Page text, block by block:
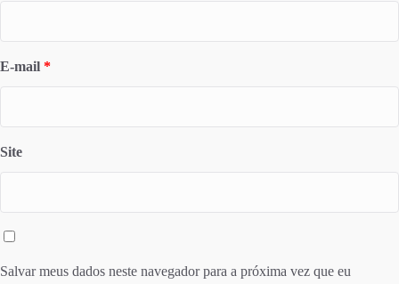
E-mail *
Site
Salvar meus dados neste navegador para a próxima vez que eu